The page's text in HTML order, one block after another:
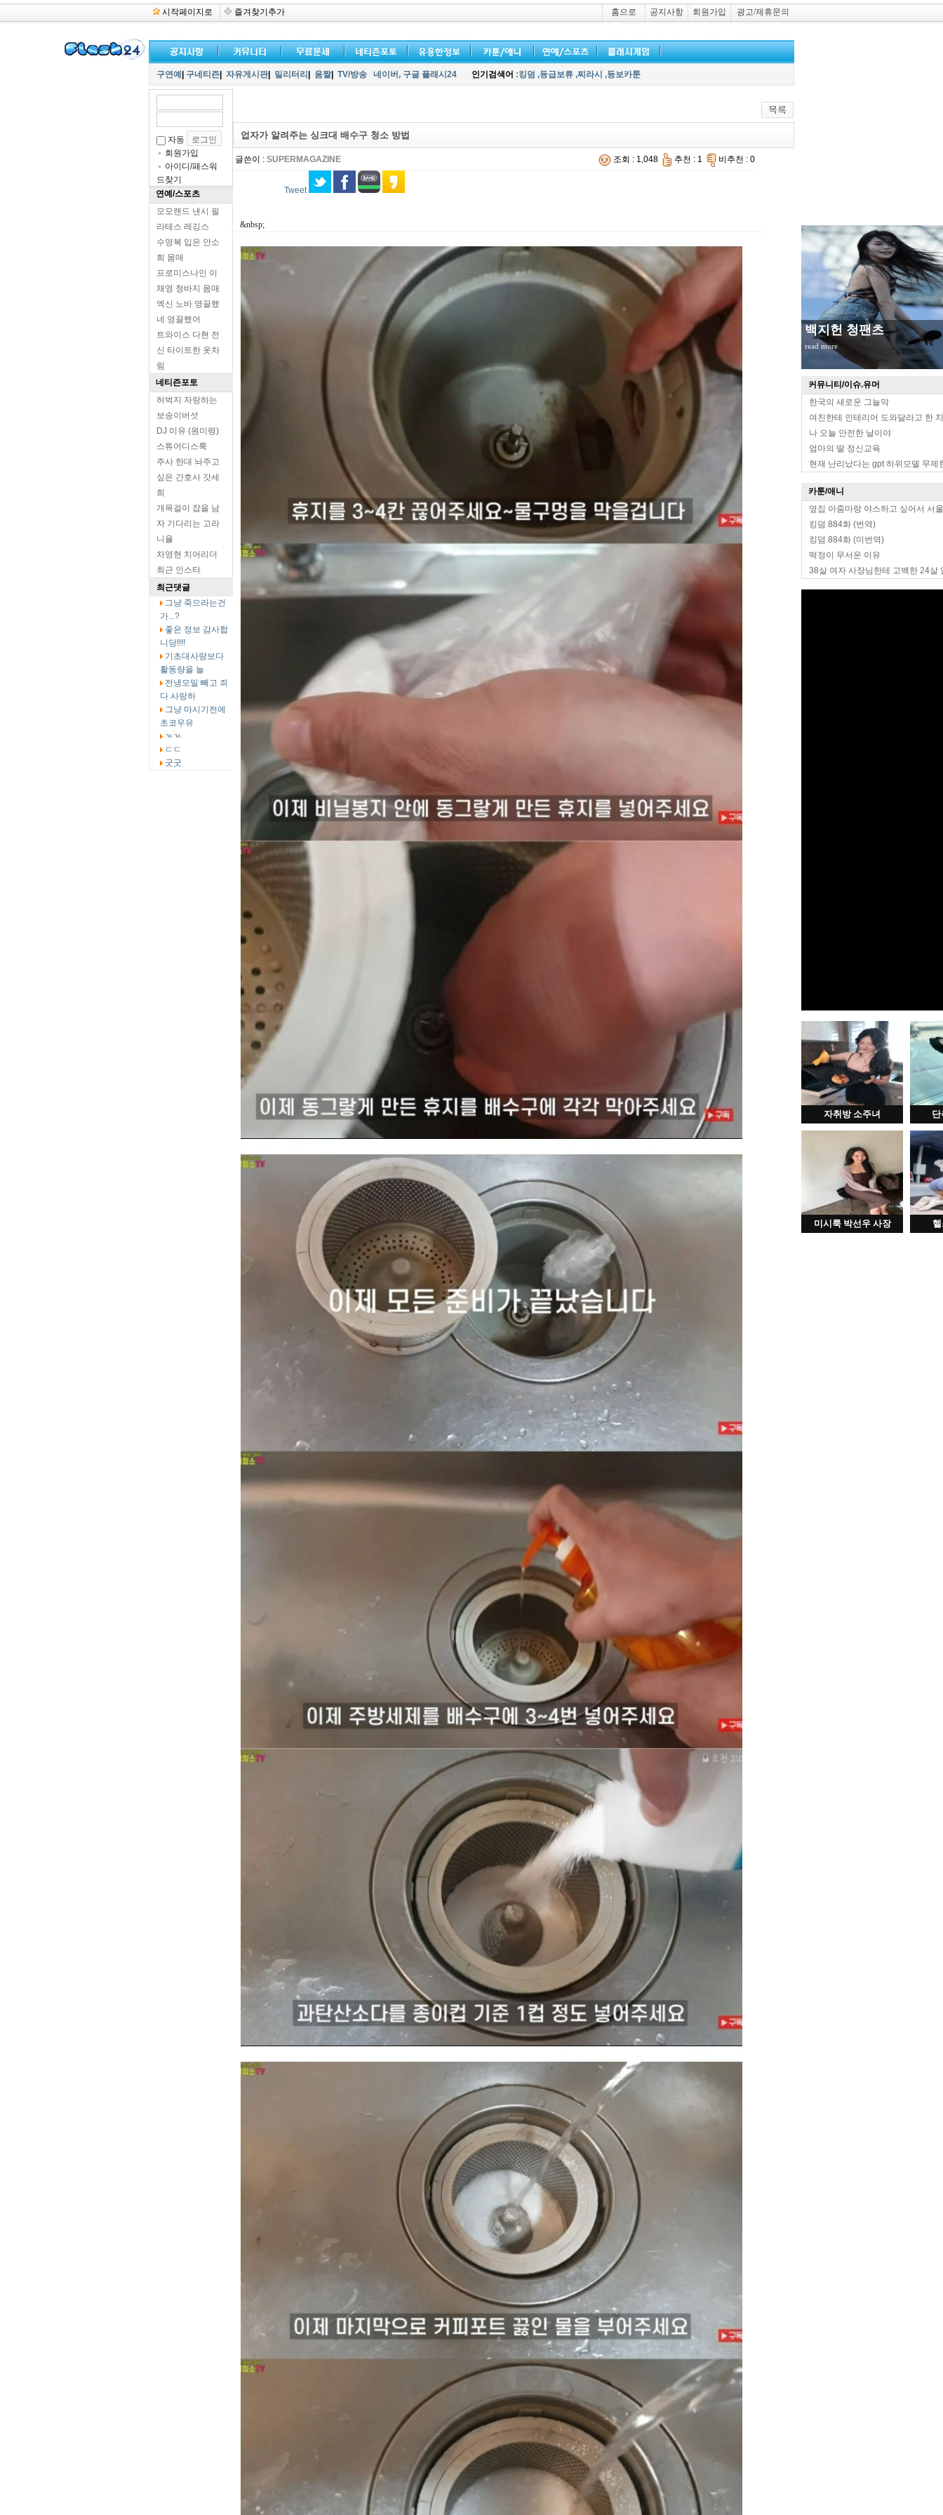
시작페이지로 즐겨찾기추가 홈으로 공지사항 회원가입 광고/제휴문의
무대위 장원영 옆태
read more
커뮤니티/이슈.유머
한국의 새로운 그늘막
여친한테 인테리어 도와달라고 한
나 오늘 안전한 날이야
엄마의 딸 정신교육
현재 난리났다는 gpt 하위모델 무제
카툰/애니
옆집 아줌마랑 야스하고 싶어서 서
킹덤 884화 (번역)
킹덤 884화 (미번역)
떡정이 무서운 이유
38살 여자 사장님한테 고백한 24살
자취방 소주녀 단
미시룩 박선우 사장
구연예 구네티즌 자유게시판| 밀리터리 움짤| TV/방송 네이버, 구글 플래시24 인기검색어 :킹덤 ,등급보류 ,찌라시 ,등보카툰
자동
회원가입
아이디/패스워
드찾기
연예/스포츠
모모랜드 낸시 필
라테스 레깅스
수영복 입은 안소
희 몸매
프로미스나인 이
채영 청바지 몸매
엑신 노바 영끌했
네 영끌했어
트와이스 다현 전
신 타이트한 옷차
림
네티즌포토
허벅지 자랑하는
보송이버섯
DJ 미유 (원미령)
스튜어디스룩
주사 한대 놔주고
싶은 간호사 갓세
희
개목걸이 잡을 남
자 기다리는 고라
니율
차영현 치어리더
최근 인스타
최근댓글
그냥 죽으라는건
가...?
좋은 정보 감사합
니당!!!!
기초대사량보다
활동량을 늘
전냉모밀 빼고 죄
다 사랑하
그냥 마시기전에
초코우유
ㄳㄳ
ㄷㄷ
굿굿
업자가 알려주는 싱크대 배수구 청소 방법
글쓴이 : SUPERMAGAZINE 조회 : 1,048 추천 : 1 비추천 : 0
Tweet
&nbsp;